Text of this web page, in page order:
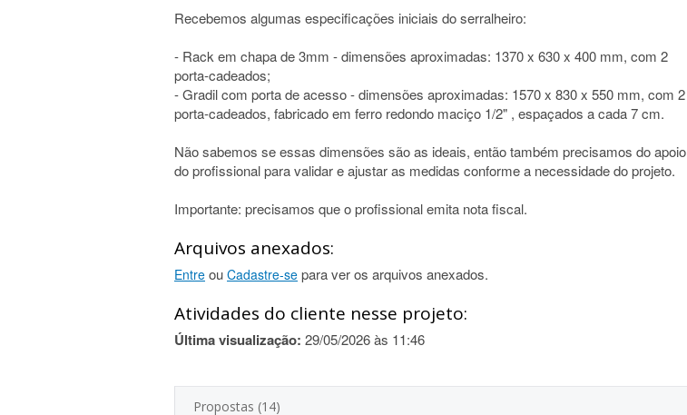
Recebemos algumas especificações iniciais do serralheiro:
- Rack em chapa de 3mm - dimensões aproximadas: 1370 x 630 x 400 mm, com 2
porta-cadeados;
- Gradil com porta de acesso - dimensões aproximadas: 1570 x 830 x 550 mm, com 2
porta-cadeados, fabricado em ferro redondo maciço 1/2" , espaçados a cada 7 cm.
Não sabemos se essas dimensões são as ideais, então também precisamos do apoio
do profissional para validar e ajustar as medidas conforme a necessidade do projeto.
Importante: precisamos que o profissional emita nota fiscal.
Arquivos anexados:
Entre ou Cadastre-se para ver os arquivos anexados.
Atividades do cliente nesse projeto:
Última visualização: 29/05/2026 às 11:46
Propostas (14)